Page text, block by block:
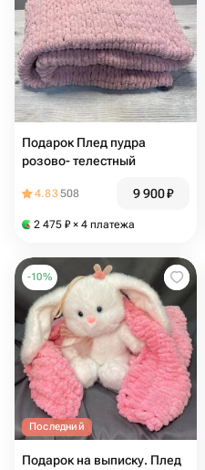
Подарок Плед пудра
розово- телестный
4.83508 9 900₽
2 475 ₽ × 4 платежа
-10%
Последний
Подарок на выписку. Плед